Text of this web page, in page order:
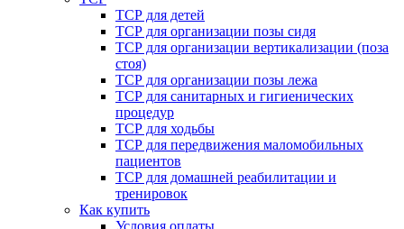
ТСР для детей
ТСР для организации позы сидя
ТСР для организации вертикализации (поза
стоя)
ТСР для организации позы лежа
ТСР для санитарных и гигиенических
процедур
ТСР для ходьбы
ТСР для передвижения маломобильных
пациентов
ТСР для домашней реабилитации и
тренировок
Как купить
Условия оплаты